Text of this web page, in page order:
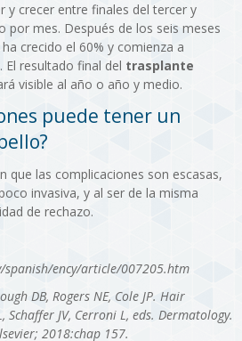
y crecer entre finales del tercer y
por mes. Después de los seis meses
crecido el 60% y comienza a
resultado final del trasplante
visible al año o año y medio.
puede tener un
que las complicaciones son escasas,
invasiva, y al ser de la misma
de rechazo.
ency/article/007205.htm
DB, Rogers NE, Cole JP. Hair
JV, Cerroni L, eds. Dermatology.
2018:chap 157.